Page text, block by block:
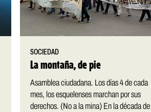
SOCIEDAD
La montaña, de pie
Asamblea ciudadana. Los días 4 de cada
mes, los esquelenses marchan por sus
derechos. (No a la mina) En la década de